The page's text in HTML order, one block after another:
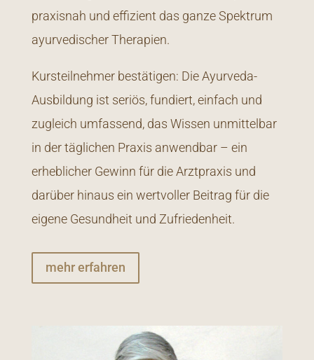
praxisnah und effizient das ganze Spektrum
ayurvedischer Therapien.
Kursteilnehmer bestätigen: Die Ayurveda-
Ausbildung ist seriös, fundiert, einfach und
zugleich umfassend, das Wissen unmittelbar
in der täglichen Praxis anwendbar – ein
erheblicher Gewinn für die Arztpraxis und
darüber hinaus ein wertvoller Beitrag für die
eigene Gesundheit und Zufriedenheit.
mehr erfahren